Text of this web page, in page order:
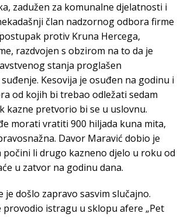
zadužen za komunalne djelatnosti i
član nadzornog odbora firme
protiv Kruna Hercega,
razdvojen s obzirom na to da je
stanja proglašen
Kesovija je osuđen na godinu i
od kojih bi trebao odležati sedam
kazne pretvorio bi se u uslovnu.
morati vratiti 900 hiljada kuna mita,
Davor Maravić dobio je
počini li drugo kazneno djelo u roku od
u zatvor na godinu dana.
je došlo zapravo sasvim slučajno.
provodio istragu u sklopu afere „Pet